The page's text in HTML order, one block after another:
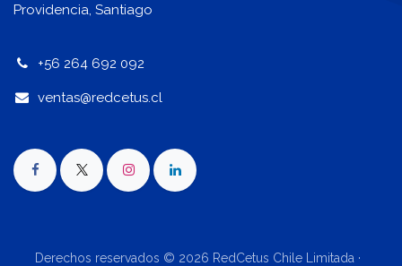
Providencia, Santiago
+56 264 692 092
ventas@redcetus.cl
Derechos reservados © 2026 RedCetus Chile Limitada ·